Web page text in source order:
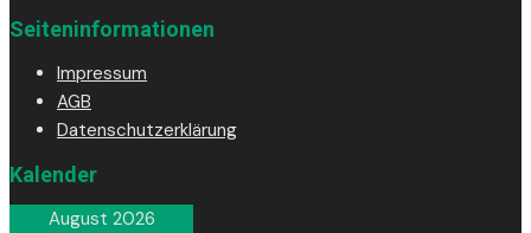
Seiteninformationen
Impressum
AGB
Datenschutzerklärung
Kalender
August 2026